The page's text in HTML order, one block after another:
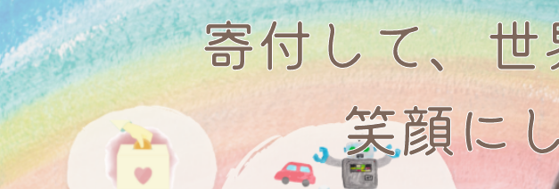
寄付して、
笑顔に